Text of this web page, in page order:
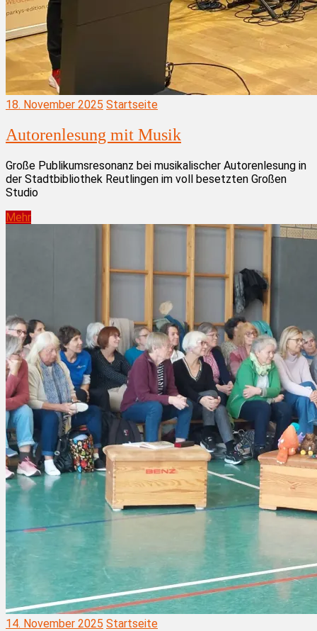
18. November 2025 Startseite
Autorenlesung mit Musik
Große Publikumsresonanz bei musikalischer Autorenlesung in
der Stadtbibliothek Reutlingen im voll besetzten Großen
Studio
Mehr
14. November 2025 Startseite